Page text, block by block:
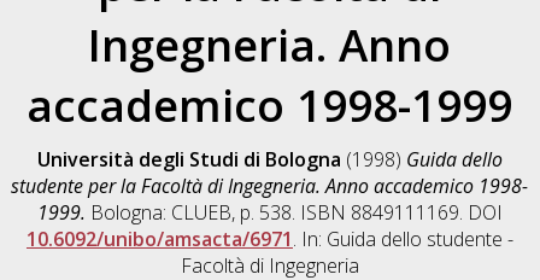
Ingegneria. Anno
accademico 1998-1999
Università degli Studi di Bologna (1998) Guida dello
studente per la Facoltà di Ingegneria. Anno accademico 1998-
1999. Bologna: CLUEB, p. 538. ISBN 8849111169. DOI
10.6092/unibo/amsacta/6971. In: Guida dello studente -
Facoltà di Ingegneria